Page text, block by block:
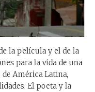
la película y el de la
para la vida de una
América Latina,
El poeta y la